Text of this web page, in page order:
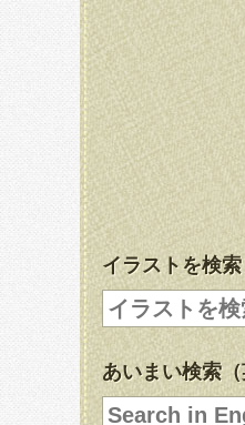
イラストを検索
あいまい検索